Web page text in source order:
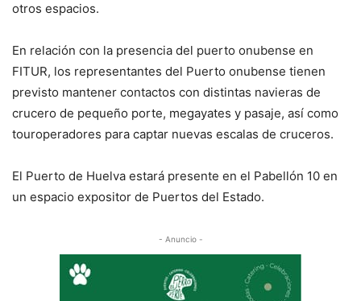
otros espacios.
En relación con la presencia del puerto onubense en
FITUR, los representantes del Puerto onubense tienen
previsto mantener contactos con distintas navieras de
crucero de pequeño porte, megayates y pasaje, así como
touroperadores para captar nuevas escalas de cruceros.
El Puerto de Huelva estará presente en el Pabellón 10 en
un espacio expositor de Puertos del Estado.
- Anuncio -